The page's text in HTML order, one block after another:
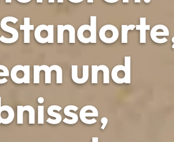
und